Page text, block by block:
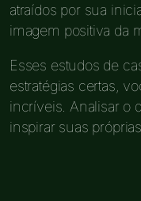
atraídos por sua
imagem positiva da
Esses estudos de
estratégias certas,
incríveis. Analisar o
inspirar suas